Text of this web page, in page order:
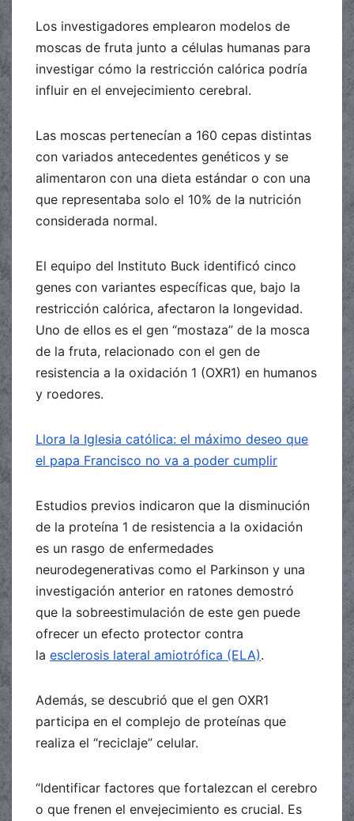
Los investigadores emplearon modelos de
moscas de fruta junto a células humanas para
investigar cómo la restricción calórica podría
influir en el envejecimiento cerebral.
Las moscas pertenecían a 160 cepas distintas
con variados antecedentes genéticos y se
alimentaron con una dieta estándar o con una
que representaba solo el 10% de la nutrición
considerada normal.
El equipo del Instituto Buck identificó cinco
genes con variantes específicas que, bajo la
restricción calórica, afectaron la longevidad.
Uno de ellos es el gen “mostaza” de la mosca
de la fruta, relacionado con el gen de
resistencia a la oxidación 1 (OXR1) en humanos
y roedores.
Llora la Iglesia católica: el máximo deseo que
el papa Francisco no va a poder cumplir
Estudios previos indicaron que la disminución
de la proteína 1 de resistencia a la oxidación
es un rasgo de enfermedades
neurodegenerativas como el Parkinson y una
investigación anterior en ratones demostró
que la sobreestimulación de este gen puede
ofrecer un efecto protector contra
la esclerosis lateral amiotrófica (ELA).
Además, se descubrió que el gen OXR1
participa en el complejo de proteínas que
realiza el “reciclaje” celular.
“Identificar factores que fortalezcan el cerebro
o que frenen el envejecimiento es crucial. Es